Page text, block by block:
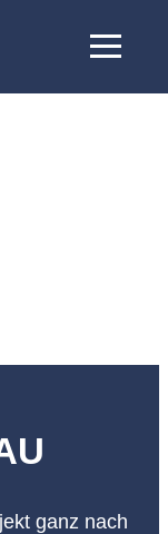
ganz nach